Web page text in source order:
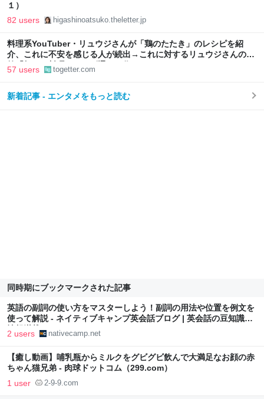
１）
82 users higashinoatsuko.theletter.jp
料理系YouTuber・リュウジさんが「鶏のたたき」のレシピを紹
介、これに不安を感じる人が続出→これに対するリュウジさんの回
答「頼む、料理はレシピ通りに作れ」
57 users togetter.com
新着記事 - エンタメをもっと読む
同時期にブックマークされた記事
英語の副詞の使い方をマスターしよう！副詞の用法や位置を例文を
使って解説 - ネイティブキャンプ英会話ブログ | 英会話の豆知識や
情報満載
2 users nativecamp.net
【癒し動画】哺乳瓶からミルクをグビグビ飲んで大満足なお顔の赤
ちゃん猫兄弟 - 肉球ドットコム（299.com）
1 user 2-9-9.com